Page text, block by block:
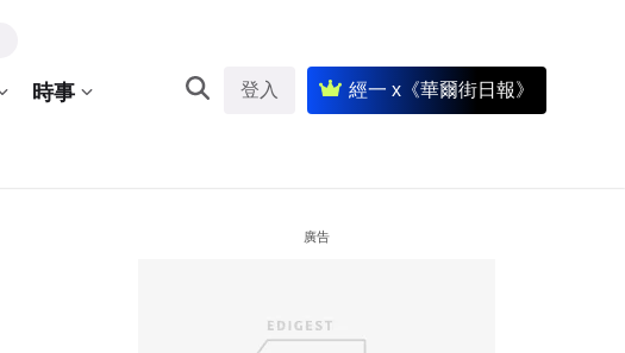
時事 登入 經一 x《華爾街日報》
廣告